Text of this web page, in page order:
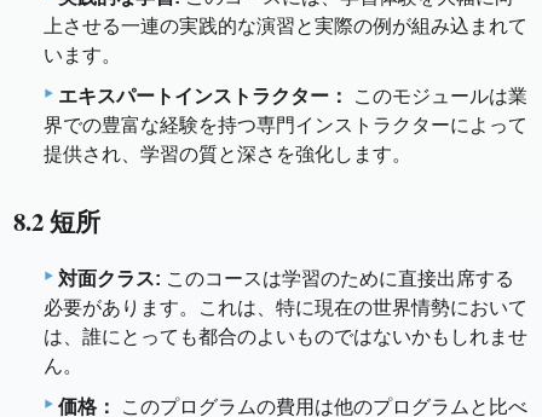
上させる一連の実践的な演習と実際の例が組み込まれて
います。
エキスパートインストラクター：
このモジュールは業
界での豊富な経験を持つ専門インストラクターによって
提供され、学習の質と深さを強化します。
8.2 短所
対面クラス: このコースは学習のために直接出席する
必要があります。これは、特に現在の世界情勢において
は、誰にとっても都合のよいものではないかもしれませ
ん。
価格：
このプログラムの費用は他のプログラムと比べ